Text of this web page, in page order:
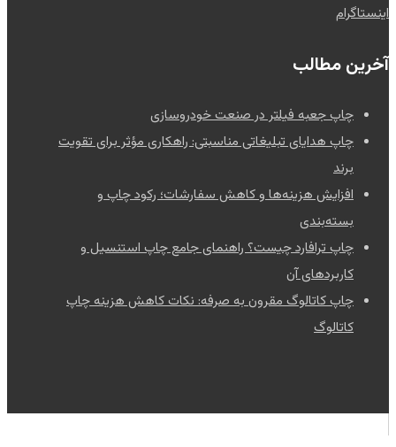
اینستاگرام
آخرین مطالب
چاپ جعبه فیلتر در صنعت خودروسازی
چاپ هدایای تبلیغاتی مناسبتی: راهکاری مؤثر برای تقویت
برند
افزایش هزینه‌ها و کاهش سفارشات؛ رکود چاپ و
بسته‌بندی
چاپ ترافارد چیست؟ راهنمای جامع چاپ استنسیل و
کاربردهای آن
چاپ کاتالوگ مقرون به صرفه: نکات کاهش هزینه چاپ
کاتالوگ